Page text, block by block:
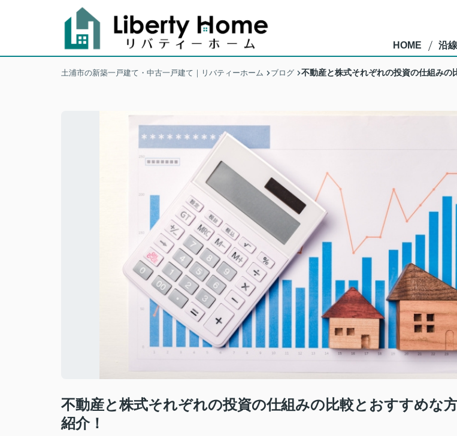
HOME 沿
土浦市の新築一戸建て・中古一戸建て｜リバティーホーム ブログ 不動産と株式それぞれの投資の仕組みの
不動産と株式それぞれの投資の仕組みの比較とおすすめな
紹介！